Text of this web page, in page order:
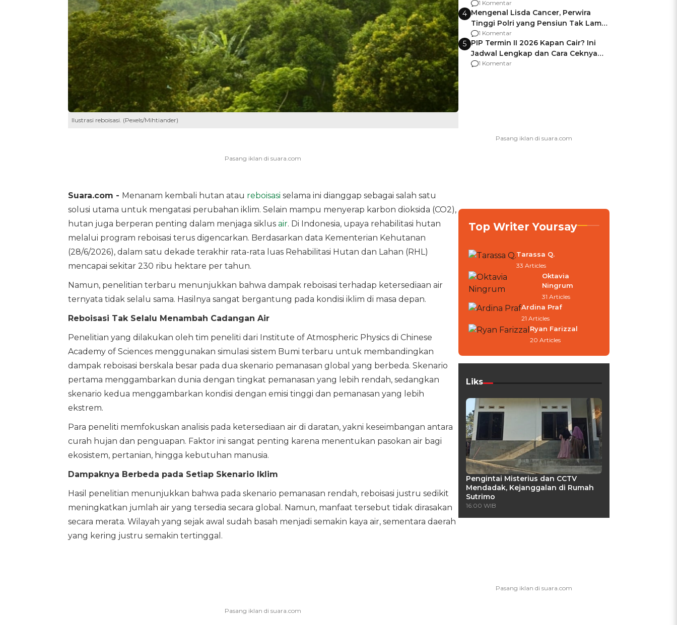
Ilustrasi reboisasi. (Pexels/Mihtiander)
Suara.com - Menanam kembali hutan atau reboisasi selama ini dianggap sebagai salah satu
solusi utama untuk mengatasi perubahan iklim. Selain mampu menyerap karbon dioksida (CO2),
hutan juga berperan penting dalam menjaga siklus air. Di Indonesia, upaya rehabilitasi hutan
melalui program reboisasi terus digencarkan. Berdasarkan data Kementerian Kehutanan
(28/6/2026), dalam satu dekade terakhir rata-rata luas Rehabilitasi Hutan dan Lahan (RHL)
mencapai sekitar 230 ribu hektare per tahun.
Namun, penelitian terbaru menunjukkan bahwa dampak reboisasi terhadap ketersediaan air
ternyata tidak selalu sama. Hasilnya sangat bergantung pada kondisi iklim di masa depan.
Reboisasi Tak Selalu Menambah Cadangan Air
Penelitian yang dilakukan oleh tim peneliti dari Institute of Atmospheric Physics di Chinese
Academy of Sciences menggunakan simulasi sistem Bumi terbaru untuk membandingkan
dampak reboisasi berskala besar pada dua skenario pemanasan global yang berbeda. Skenario
pertama menggambarkan dunia dengan tingkat pemanasan yang lebih rendah, sedangkan
skenario kedua menggambarkan kondisi dengan emisi tinggi dan pemanasan yang lebih
ekstrem.
Para peneliti memfokuskan analisis pada ketersediaan air di daratan, yakni keseimbangan antara
curah hujan dan penguapan. Faktor ini sangat penting karena menentukan pasokan air bagi
ekosistem, pertanian, hingga kebutuhan manusia.
Dampaknya Berbeda pada Setiap Skenario Iklim
Hasil penelitian menunjukkan bahwa pada skenario pemanasan rendah, reboisasi justru sedikit
meningkatkan jumlah air yang tersedia secara global. Namun, manfaat tersebut tidak dirasakan
secara merata. Wilayah yang sejak awal sudah basah menjadi semakin kaya air, sementara daerah
yang kering justru semakin tertinggal.
Berencana Pakai Jimat di Pakansari
1 Komentar
4 Mengenal Lisda Cancer, Perwira
Tinggi Polri yang Pensiun Tak Lama
Usai Jadi Brigjen
1 Komentar
5 PIP Termin II 2026 Kapan Cair? Ini
Jadwal Lengkap dan Cara Ceknya
agar Dana Tidak Hangus!
1 Komentar
Top Writer Yoursay
Tarassa Q.
33 Articles
Oktavia
Ningrum
31 Articles
Ardina Praf
21 Articles
Ryan Farizzal
20 Articles
Liks
Pengintai Misterius dan CCTV
Mendadak, Kejanggalan di Rumah
Sutrimo
16:00 WIB